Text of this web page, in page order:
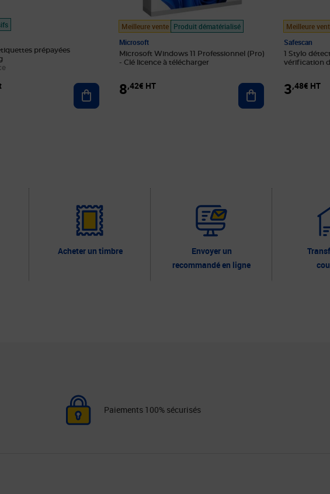
prépayées
Ajouter au panier
Meilleure vente Produit dématérialisé
Microsoft
Microsoft Windows 11 Professionnel (Pro)
- Clé licence à télécharger
8,42€ HT Ajouter au panier
Meilleure
Safescan
1 Stylo
vérification
3,48€ HT
Acheter un timbre
Envoyer un
recommandé en ligne
Paiements 100% sécurisés